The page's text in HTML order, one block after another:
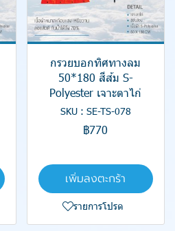
กรวยบอกทิศทางลม
50*180 สีส้ม S-
Polyester เจาะตาไก่
SKU : SE-TS-078
฿770
เพิ่มลงตะกร้า
รายการโปรด